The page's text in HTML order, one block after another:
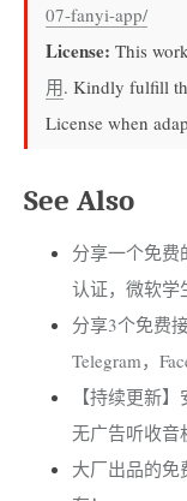
07-fanyi-app/
License: This
用. Kindly fulfill
License when
See Also
分享一个免费
认证，微软学
分享3个免费
Telegram，
【持续更新
无广告听收音
大厂出品的免